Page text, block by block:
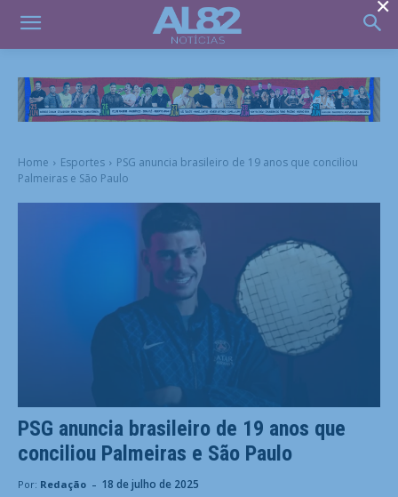
Home Esportes
PSG anuncia brasileiro de 19 anos que conciliou
Palmeiras e São Paulo
PSG anuncia brasileiro de 19 anos que
conciliou Palmeiras e São Paulo
Por: Redação - 18 de julho de 2025